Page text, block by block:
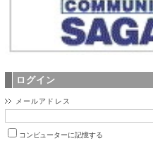
ログイン
メールアドレス
コンピューターに記憶する